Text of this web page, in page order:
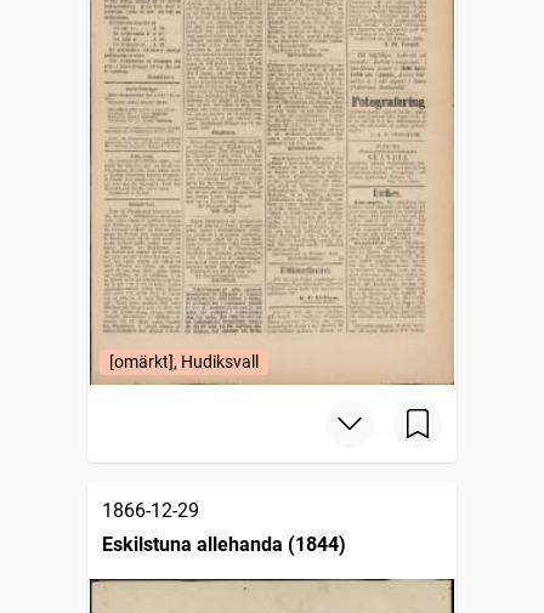
[omärkt], Hudiksvall
1866-12-29
Eskilstuna allehanda (1844)